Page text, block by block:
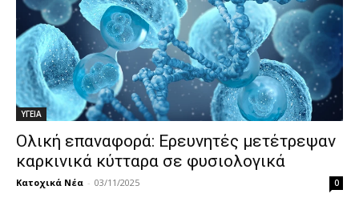
ΥΓΕΙΑ
Ολική επαναφορά: Ερευνητές μετέτρεψαν
καρκινικά κύτταρα σε φυσιολογικά
Κατοχικά Νέα - 03/11/2025 0